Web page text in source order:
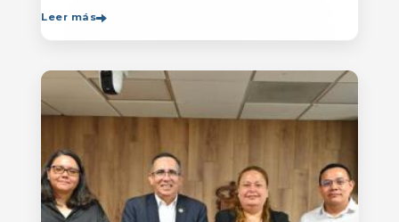
del Centro Universitario de Arte, Arquitectura
Leer más